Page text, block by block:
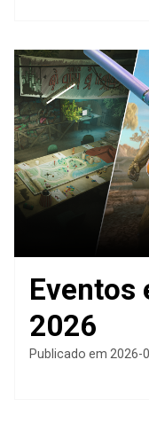
Eventos
2026
Publicado em 2026-